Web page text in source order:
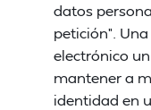
datos
petición”.
electrónico
mantener a
identidad en